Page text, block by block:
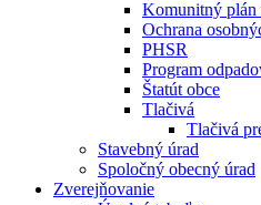
Komunitný plán
Ochrana
PHSR
Program
Štatút obce
Tlačivá
Tlačivá
Stavebný úrad
Spoločný obecný úrad
Zverejňovanie